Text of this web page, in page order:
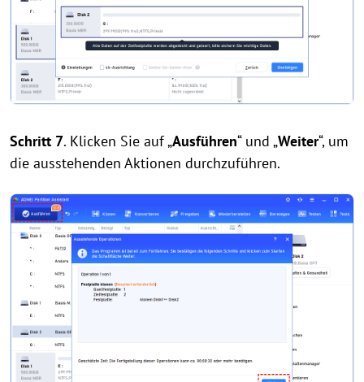
Schritt 7. Klicken Sie auf „Ausführen“ und „Weiter“, um
die ausstehenden Aktionen durchzuführen.